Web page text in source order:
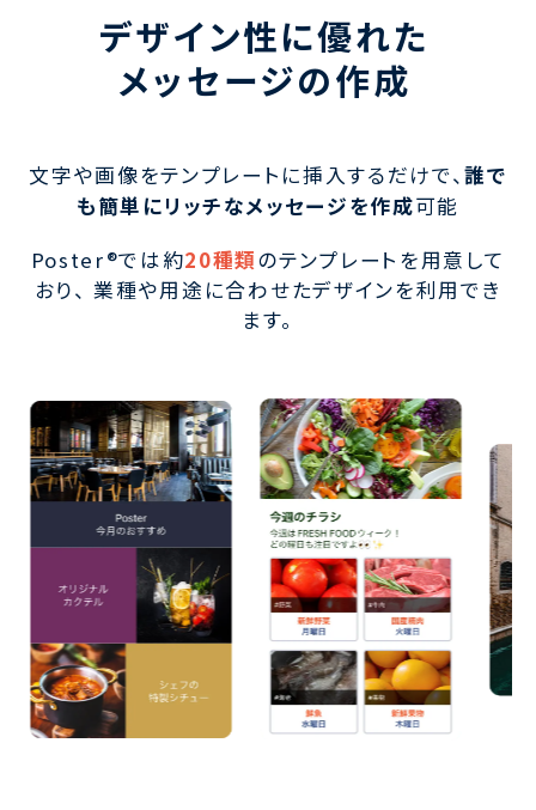
デザイン性に優れた
メッセージの作成
文字や画像をテンプレートに挿入するだけで、誰で
も簡単にリッチなメッセージを作成可能
Poster®では約20種類のテンプレートを用意して
おり、 業種や用途に合わせたデザインを利用でき
ます。